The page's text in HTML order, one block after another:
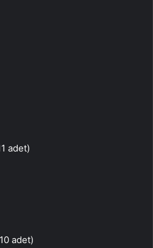
adet)
adet)